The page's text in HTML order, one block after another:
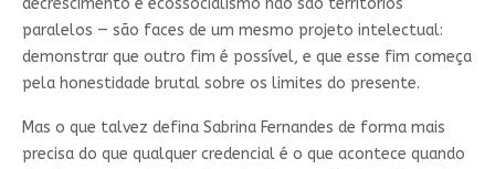
decrescimento e ecossocialismo não são territórios
paralelos — são faces de um mesmo projeto intelectual:
demonstrar que outro fim é possível, e que esse fim começa
pela honestidade brutal sobre os limites do presente.
Mas o que talvez defina Sabrina Fernandes de forma mais
precisa do que qualquer credencial é o que acontece quando